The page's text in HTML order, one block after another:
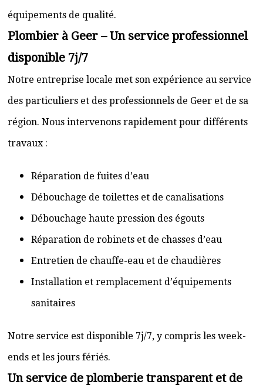
équipements de qualité.
Plombier à Geer – Un service professionnel
disponible 7j/7
Notre entreprise locale met son expérience au service
des particuliers et des professionnels de Geer et de sa
région. Nous intervenons rapidement pour différents
travaux :
Réparation de fuites d’eau
Débouchage de toilettes et de canalisations
Débouchage haute pression des égouts
Réparation de robinets et de chasses d’eau
Entretien de chauffe-eau et de chaudières
Installation et remplacement d’équipements
sanitaires
Notre service est disponible 7j/7, y compris les week-
ends et les jours fériés.
Un service de plomberie transparent et de